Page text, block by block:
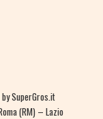
SuperGros.it
(RM) – Lazio